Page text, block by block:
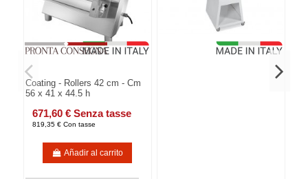
Coating - Rollers 42 cm - Cm
56 x 41 x 44.5 h
671,60 € Senza tasse
819,35 € Con tasse
Añadir al carrito